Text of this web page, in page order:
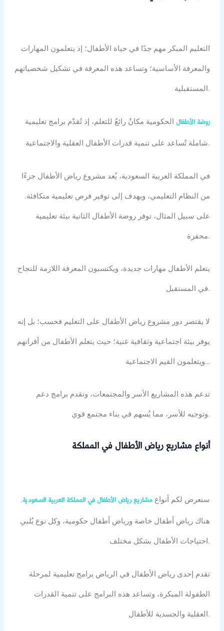
التعليم المبكر مهم جدًا في حياة الأطفال؛ إذ يتعلمون المهارات
والمعرفة الأساسية؛ وتساعد هذه المعرفة في تشكيل شخصياتهم
المستقبلية.
روضة الأطفالالحكومية مكانٌ رائعٌ للتعلم، إذ تُقدّم برامج تعليمية
شاملة تُساعد على تنمية قدرات الأطفال العقلية والاجتماعية.
في المملكة العربية السعودية، يُعد مشروع رياض الأطفال جزءًا
من النظام التعليمي، ويهدف إلى توفير فرص تعليمية متكافئة.
على سبيل المثال، توفر روضة الأطفال الثانية بيئة تعليمية
محفزة.
يتعلم الأطفال مهارات جديدة، ويكتسبون المعرفة اللازمة للنجاح
في المستقبل.
لا يقتصر دور مشروع رياض الأطفال على التعليم فحسب؛ بل إنه
يوفر بيئة اجتماعية وثقافية غنية؛ حيث يتعلم الأطفال من أقرانهم
ويتعلمون القيم الاجتماعية…
تدعم هذه المشاريع الأسر والمجتمعات، وتقدم برامج دعم
وتوجيه للأسر، مما يُسهم في بناء مجتمع قوي.
أنواع مشاريع رياض الأطفال في المملكة
سنعرض لكم أنواع مشاريع رياض الأطفال في المملكة العربية السعودية.
هناك رياض أطفال خاصة ورياض أطفال حكومية، وكل نوع يُلبي
احتياجات الأطفال بشكل مختلف.
تقدم إحدى رياض الأطفال في الرياض برامج تعليمية لمرحلة
الطفولة المبكرة، وتساعد هذه البرامج على تنمية القدرات
العقلية والجسدية للأطفال.